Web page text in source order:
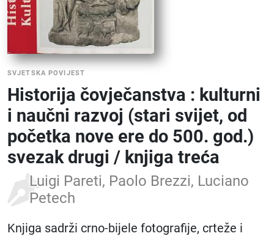
SVJETSKA POVIJEST
Historija čovječanstva : kulturni
i naučni razvoj (stari svijet, od
početka nove ere do 500. god.)
svezak drugi / knjiga treća
Luigi Pareti, Paolo Brezzi, Luciano
Petech
Knjiga sadrži crno-bijele fotografije, crteže i